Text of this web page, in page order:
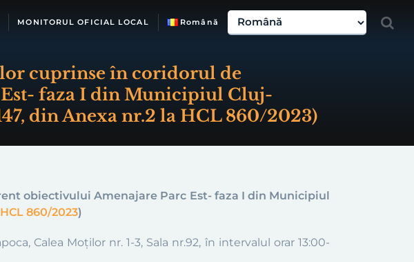
MONITORUL OFICIAL LOCAL Română
cuprinse în coridorul de
faza I din Municipiul Cluj-
147, din Anexa nr.2 la HCL 860/2023)
obiectivuluiAmenajare Parc Est- faza I din Municipiul
HCL 860/2023)
Calea Moților nr. 1-3, Sala nr.92, în intervalul orar 13:00-